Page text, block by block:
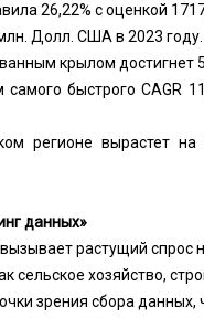
26,22% с оценкой
Долл. США в 2023 году.
крылом достигнет
быстрого CAGR
регионе вырастет на
данных»
растущий
хозяйство,
зрения сбора данных,